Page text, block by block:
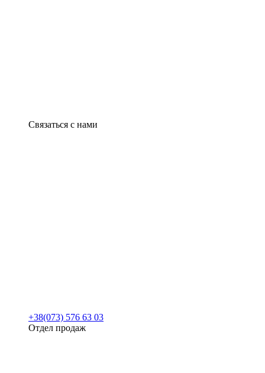
Связаться с нами
+38(073) 576 63 03
Отдел продаж